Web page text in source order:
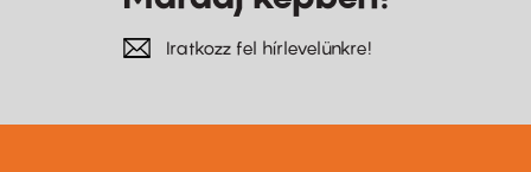
Iratkozz fel hírlevelünkre!